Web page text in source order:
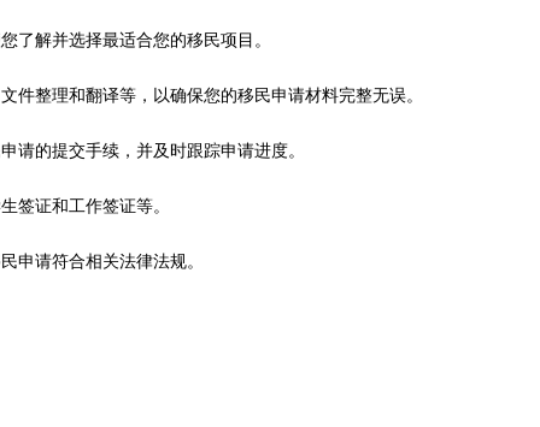
了解并选择最适合您的移民项目。
件整理和翻译等，以确保您的移民申请材料完整无误。
请的提交手续，并及时跟踪申请进度。
签证和工作签证等。
申请符合相关法律法规。